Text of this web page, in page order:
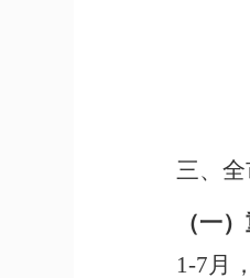
三、
（一）
1-7月，